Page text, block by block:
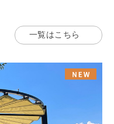
一覧はこちら